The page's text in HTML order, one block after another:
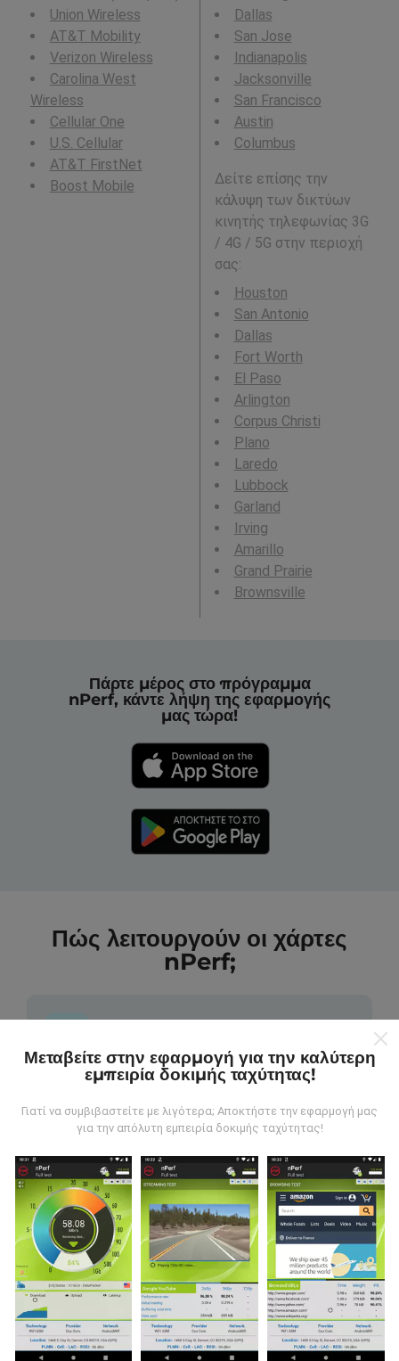
Union Wireless
AT&T Mobility
Verizon Wireless
Carolina West
Wireless
Cellular One
U.S. Cellular
AT&T FirstNet
Boost Mobile
Dallas
San Jose
Indianapolis
Jacksonville
San Francisco
Austin
Columbus
Δείτε επίσης την
κάλυψη των δικτύων
κινητής τηλεφωνίας 3G
/ 4G / 5G στην περιοχή
σας:
Houston
San Antonio
Dallas
Fort Worth
El Paso
Arlington
Corpus Christi
Plano
Laredo
Lubbock
Garland
Irving
Amarillo
Grand Prairie
Brownsville
Πάρτε μέρος στο πρόγραμμα
nPerf, κάντε λήψη της εφαρμογής
μας τώρα!
Πώς λειτουργούν οι χάρτες
nPerf;
Από πού προέρχονται τα δεδομένα;
Τα δεδομένα συλλέγονται από δοκιμές που
nPerf. Αυτές είναι οι δοκιμές που διεξάγονται σε
πραγματικές συνθήκες, απευθείας στο πεδίο. Αν
θέλετε να συμμετάσχετε επίσης, το μόνο που έχετε
να κάνετε είναι να κατεβάσετε την εφαρμογή nPerf
στο smartphone σας.Όσο περισσότερα δεδομένα
υπάρχουν, τόσο πιο ολοκληρωμένοι θα είναι οι
χάρτες!
Μεταβείτε στην εφαρμογή για την καλύτερη
εμπειρία δοκιμής ταχύτητας!
Γιατί να συμβιβαστείτε με λιγότερα; Αποκτήστε την εφαρμογή μας
για την απόλυτη εμπειρία δοκιμής ταχύτητας!